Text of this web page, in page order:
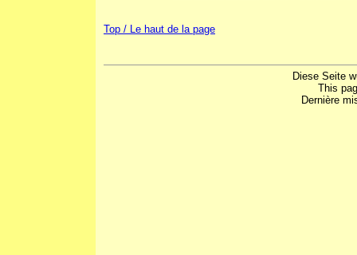
Top / Le haut de la page
Diese Seite
This
Dernière